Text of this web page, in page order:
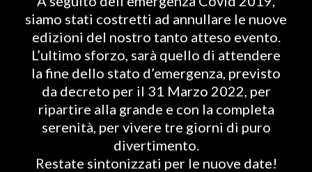
siamo stati costretti ad annullare le nuove
edizioni del nostro tanto atteso evento.
L’ultimo sforzo, sarà quello di attendere
la fine dello stato d’emergenza, previsto
da decreto per il 31 Marzo 2022, per
ripartire alla grande e con la completa
serenità, per vivere tre giorni di puro
divertimento.
Restate sintonizzati per le nuove date!